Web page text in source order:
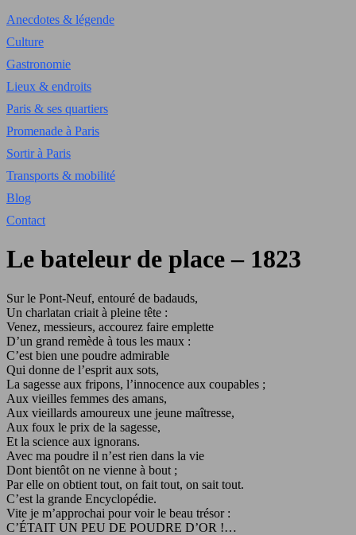
Anecdotes & légende
Culture
Gastronomie
Lieux & endroits
Paris & ses quartiers
Promenade à Paris
Sortir à Paris
Transports & mobilité
Blog
Contact
Le bateleur de place – 1823
Sur le Pont-Neuf, entouré de badauds,
Un charlatan criait à pleine tête :
Venez, messieurs, accourez faire emplette
D’un grand remède à tous les maux :
C’est bien une poudre admirable
Qui donne de l’esprit aux sots,
La sagesse aux fripons, l’innocence aux coupables ;
Aux vieilles femmes des amans,
Aux vieillards amoureux une jeune maîtresse,
Aux foux le prix de la sagesse,
Et la science aux ignorans.
Avec ma poudre il n’est rien dans la vie
Dont bientôt on ne vienne à bout ;
Par elle on obtient tout, on fait tout, on sait tout.
C’est la grande Encyclopédie.
Vite je m’approchai pour voir le beau trésor :
C’ÉTAIT UN PEU DE POUDRE D’OR !…